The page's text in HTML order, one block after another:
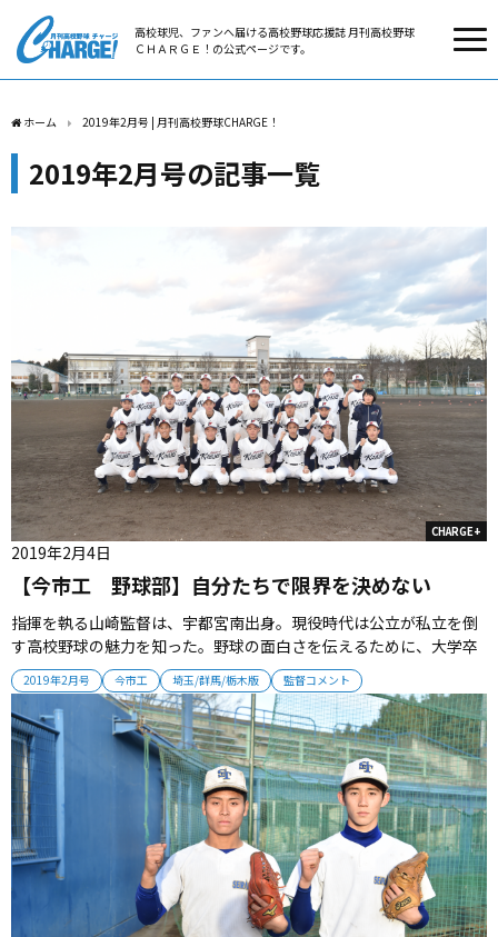
高校球児、ファンへ届ける高校野球応援誌 月刊高校野球
ＣＨＡＲＧＥ！の公式ページです。
ホーム 2019年2月号 | 月刊高校野球CHARGE！
2019年2月号の記事一覧
CHARGE+
2019年2月号 今市工 埼玉/群馬/栃木版 監督コメント
【今市工 野球部】自分たちで限界を決めない
2019年2月4日
指揮を執る山崎監督は、宇都宮南出身。現役時代は公立が私立を倒
す高校野球の魅力を知った。野球の面白さを伝えるために、大学卒
業後に教員の道へ。2005年に足尾（2007年閉校）から今市工へ赴
任。足尾時代は、連合チームで大会に参加、8年間を過ごした。そし
て今市工で本格的なチームづくりに取り掛かった。2009年春には青
藍泰斗、...